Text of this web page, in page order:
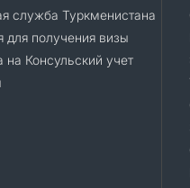
служба Туркменистана
для получения визы
на Консульский учет